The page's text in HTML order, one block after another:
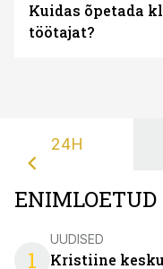
Kuidas õpetada
töötajat?
24H
ENIMLOETUD
1
UUDISED
Kristiine